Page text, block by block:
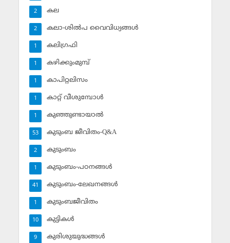
കല
2
കലാ-ശില്‍പ വൈവിധ്യങ്ങള്‍
2
കലിഗ്രഫി
1
കഴിക്കുംമുമ്പ്
1
കാപിറ്റലിസം
1
കാറ്റ് വീശുമ്പോള്‍
1
കുഞ്ഞുണ്ടായാല്‍
1
കുടുംബ ജീവിതം-Q&A
53
കുടുംബം
2
കുടുംബം-പഠനങ്ങള്‍
1
കുടുംബം-ലേഖനങ്ങള്‍
41
കുടുംബജീവിതം
1
കുട്ടികള്‍
10
കുരിശുയുദ്ധങ്ങള്‍
9